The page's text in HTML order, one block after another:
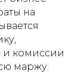
на
и комиссии
маржу.